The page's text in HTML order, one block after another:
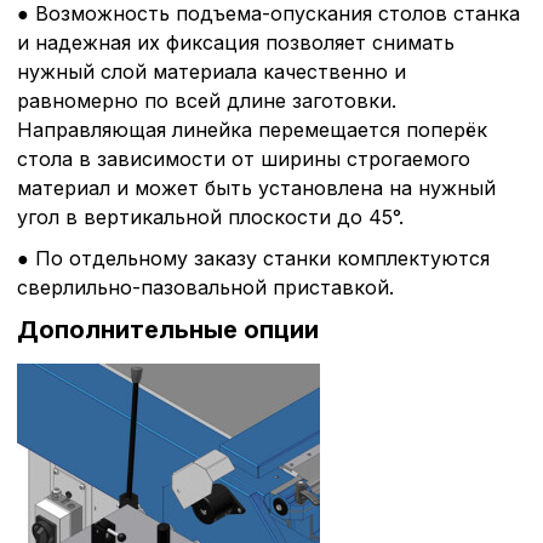
● Возможность подъема-опускания столов станка
и надежная их фиксация позволяет снимать
нужный слой материала качественно и
равномерно по всей длине заготовки.
Направляющая линейка перемещается поперёк
стола в зависимости от ширины строгаемого
материал и может быть установлена на нужный
угол в вертикальной плоскости до 45°.
● По отдельному заказу станки комплектуются
сверлильно-пазовальной приставкой.
Дополнительные опции
Политика в